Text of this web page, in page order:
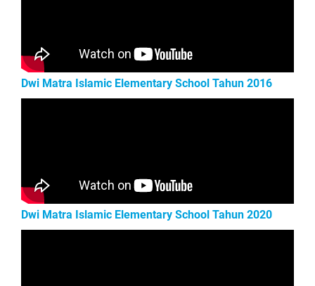
Dwi Matra Islamic Elementary School Tahun 2016
Dwi Matra Islamic Elementary School Tahun 2020